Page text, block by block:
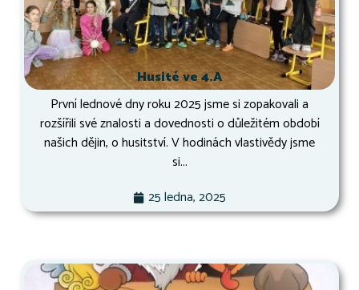
Husité ve 4.A
První lednové dny roku 2025 jsme si zopakovali a
rozšířili své znalosti a dovednosti o důležitém období
našich dějin, o husitství. V hodinách vlastivědy jsme
si...
25 ledna, 2025